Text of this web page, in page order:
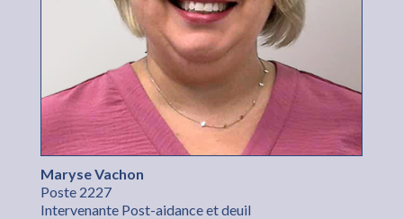
Maryse Vachon
Poste 2227
Intervenante Post-aidance et deuil